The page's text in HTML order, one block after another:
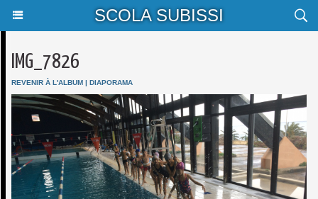
SCOLA SUBISSI
IMG_7826
REVENIR À L'ALBUM | DIAPORAMA